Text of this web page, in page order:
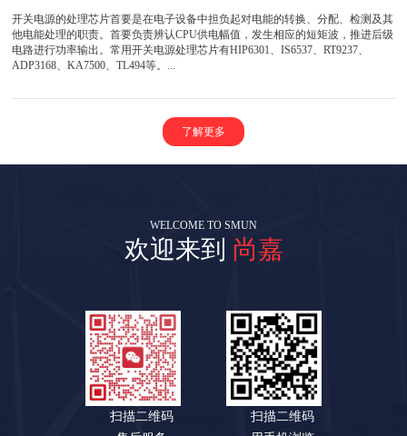
开关电源的处理芯片首要是在电子设备中担负起对电能的转换、分配、检测及其
他电能处理的职责。首要负责辨认CPU供电幅值，发生相应的短矩波，推进后级
电路进行功率输出。常用开关电源处理芯片有HIP6301、IS6537、RT9237、
ADP3168、KA7500、TL494等。...
了解更多
WELCOME TO SMUN
欢迎来到 尚嘉
扫描二维码
扫描二维码